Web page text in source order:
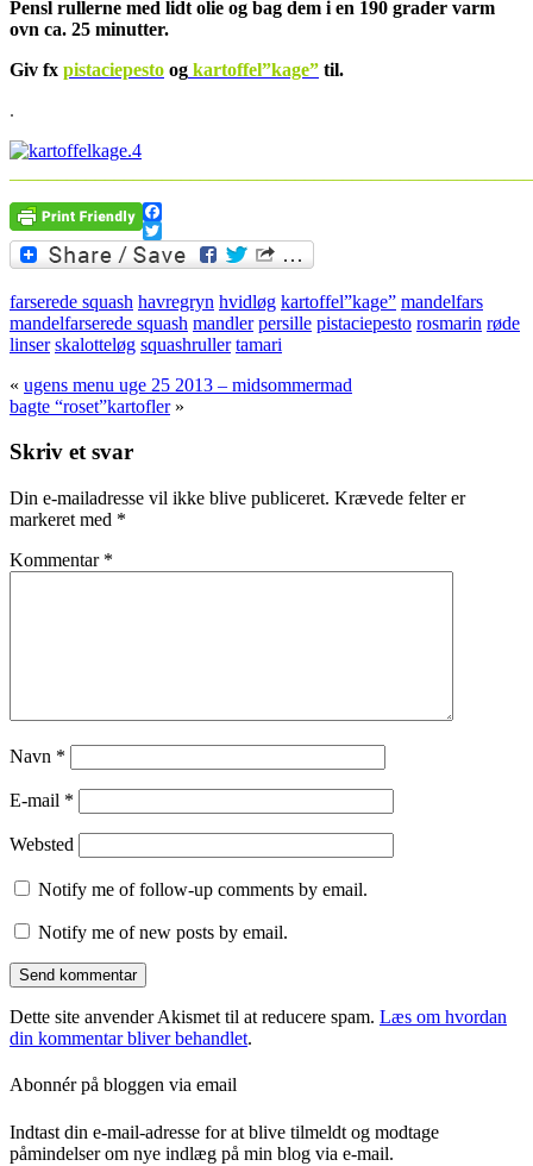
Pensl rullerne med lidt olie og bag dem i en 190 grader varm
ovn ca. 25 minutter.
Giv fx pistaciepesto og kartoffel”kage” til.
.
Facebook
Twitter
farserede squash havregryn hvidløg kartoffel”kage” mandelfars
mandelfarserede squash mandler persille pistaciepesto rosmarin røde
linser skalotteløg squashruller tamari
« ugens menu uge 25 2013 – midsommermad
bagte “roset”kartofler»
Skriv et svar
Din e-mailadresse vil ikke blive publiceret. Krævede felter er
markeret med *
Kommentar *
Navn *
E-mail *
Websted
Notify me of follow-up comments by email.
Notify me of new posts by email.
Dette site anvender Akismet til at reducere spam. Læs om hvordan
din kommentar bliver behandlet.
Abonnér på bloggen via email
Indtast din e-mail-adresse for at blive tilmeldt og modtage
påmindelser om nye indlæg på min blog via e-mail.